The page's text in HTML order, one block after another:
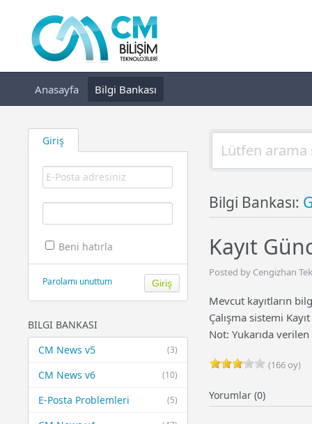
Anasayfa Bilgi Bankası
Giriş
Beni hatırla
Parolamı unuttum
BILGI BANKASI
(3)
CM News v5
(10)
CM News v6
(5)
E-Posta Problemleri
Bilgi Bankası:
Kayıt
Posted by Cengizhan
Mevcut kayıtların
Çalışma sistemi
Not: Yukarıda
(166 oy)
Yorumlar (0)